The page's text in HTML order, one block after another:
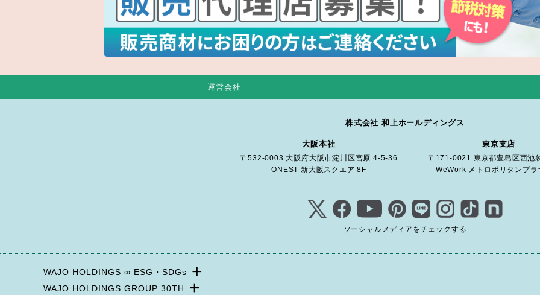
運営会社
株式会社 和上ホールディングス
大阪本社
〒532-0003 大阪府大阪市淀川区宮原 4-5-36
ONEST 新大阪スクエア 8F
東京支店
〒171-0021 東京都豊島区西池
WeWork メトロポリタンプ
ソーシャルメディアをチェックする
WAJO HOLDINGS ∞ ESG・SDGs +
WAJO HOLDINGS GROUP 30TH +